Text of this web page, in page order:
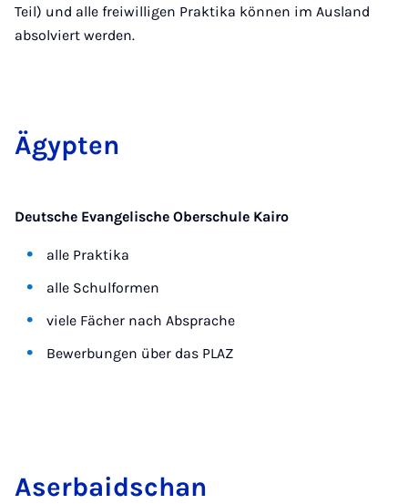
Teil) und alle freiwilligen Praktika können im Ausland
absolviert werden.
Ägyp­ten
Deutsche Evangelische Oberschule Kairo
alle Praktika
alle Schulformen
viele Fächer nach Absprache
Bewerbungen über das PLAZ
Aser­bai­dschan